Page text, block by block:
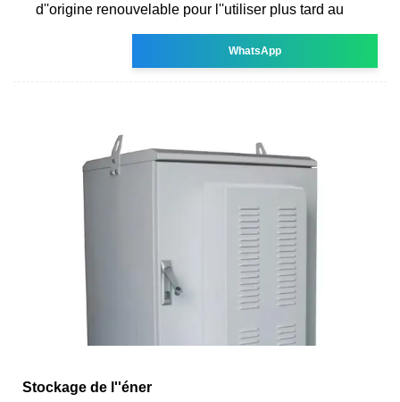
d''origine renouvelable pour l''utiliser plus tard au
WhatsApp
Stockage de l''éner